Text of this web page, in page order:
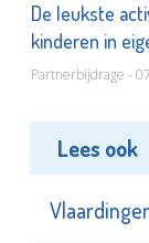
De leukste
kinderen in
Partnerbijdrage -
Lees ook